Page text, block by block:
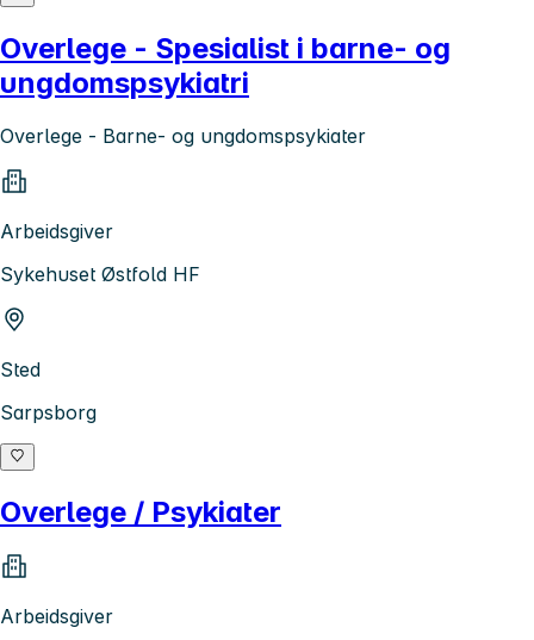
Overlege - Spesialist i barne- og
ungdomspsykiatri
Overlege - Barne- og ungdomspsykiater
Arbeidsgiver
Sykehuset Østfold HF
Sted
Sarpsborg
Overlege / Psykiater
Arbeidsgiver